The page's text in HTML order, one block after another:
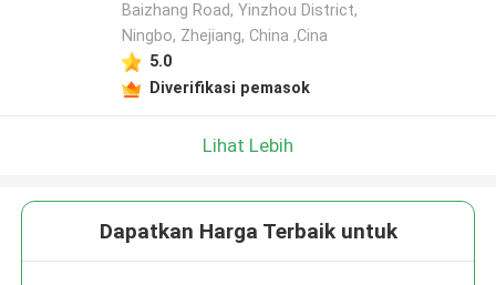
Baizhang Road, Yinzhou District,
Ningbo, Zhejiang, China ,Cina
5.0
Diverifikasi pemasok
Lihat Lebih
Dapatkan Harga Terbaik untuk